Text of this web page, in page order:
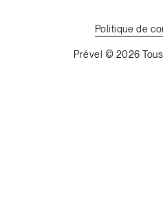
Politique de
Prével © 2026